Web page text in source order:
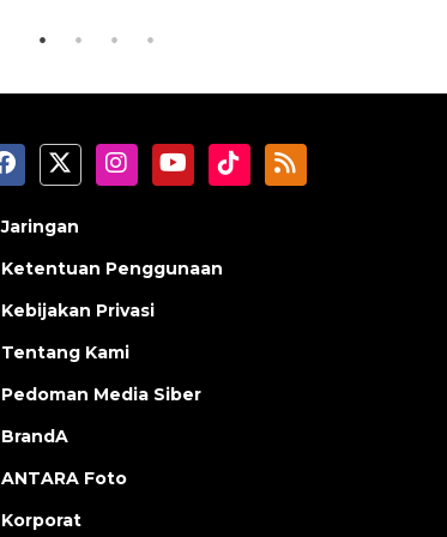
Jaringan
Ketentuan Penggunaan
Kebijakan Privasi
Tentang Kami
Pedoman Media Siber
BrandA
ANTARA Foto
Korporat